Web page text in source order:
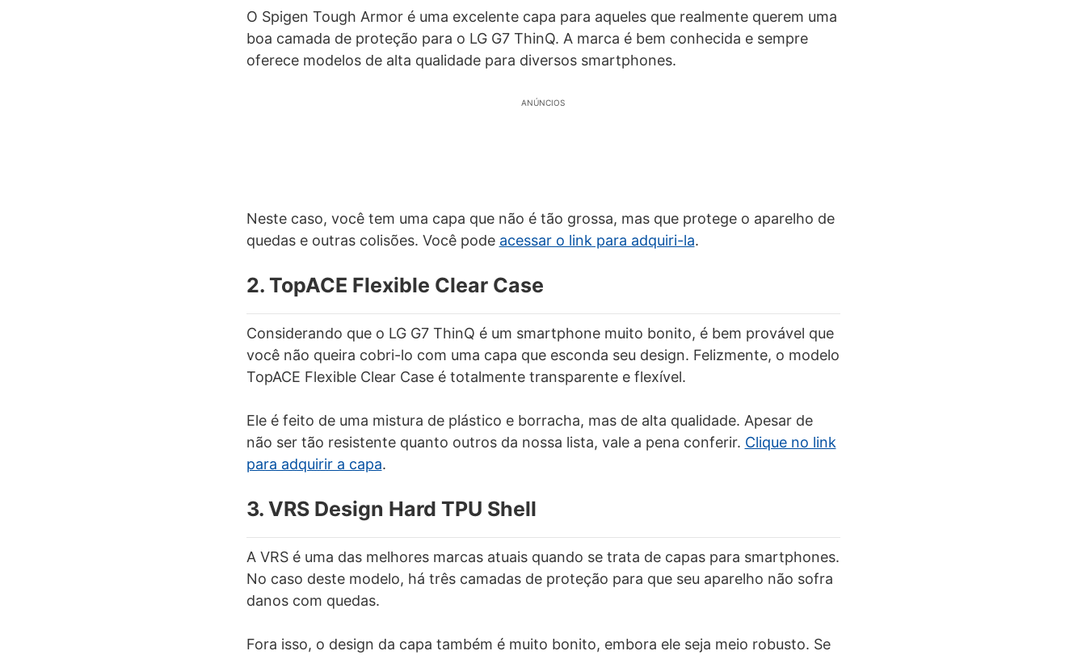
O Spigen Tough Armor é uma excelente capa para aqueles que realmente querem uma
boa camada de proteção para o LG G7 ThinQ. A marca é bem conhecida e sempre
oferece modelos de alta qualidade para diversos smartphones.
ANÚNCIOS
Neste caso, você tem uma capa que não é tão grossa, mas que protege o aparelho de
quedas e outras colisões. Você pode acessar o link para adquiri-la.
2. TopACE Flexible Clear Case
Considerando que o LG G7 ThinQ é um smartphone muito bonito, é bem provável que
você não queira cobri-lo com uma capa que esconda seu design. Felizmente, o modelo
TopACE Flexible Clear Case é totalmente transparente e flexível.
Ele é feito de uma mistura de plástico e borracha, mas de alta qualidade. Apesar de
não ser tão resistente quanto outros da nossa lista, vale a pena conferir. Clique no link
para adquirir a capa.
3. VRS Design Hard TPU Shell
A VRS é uma das melhores marcas atuais quando se trata de capas para smartphones.
No caso deste modelo, há três camadas de proteção para que seu aparelho não sofra
danos com quedas.
Fora isso, o design da capa também é muito bonito, embora ele seja meio robusto. Se